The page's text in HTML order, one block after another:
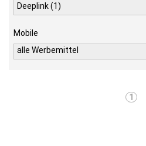
Deeplink (1)
Mobile
alle Werbemittel
1